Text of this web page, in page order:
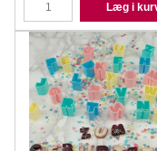
Læg i